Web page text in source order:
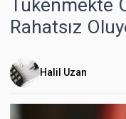
Tükenmekte
Rahatsız
Halil Uzan